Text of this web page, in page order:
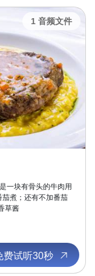
1 音频文件
一块有骨头的牛肉用
煮；还有不加番茄
草酱
费试听30秒